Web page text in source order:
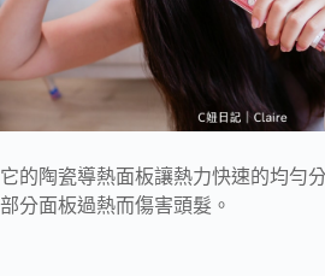
它的陶瓷導熱面板讓熱力快速的均勻
部分面板過熱而傷害頭髮。